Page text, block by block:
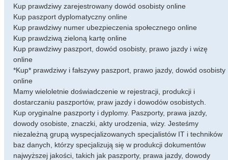
Kup prawdziwy zarejestrowany dowód osobisty online
Kup paszport dyplomatyczny online
Kup prawdziwy numer ubezpieczenia społecznego online
Kup prawdziwą zieloną kartę online
Kup prawdziwy paszport, dowód osobisty, prawo jazdy i wizę
online
*Kup* prawdziwy i fałszywy paszport, prawo jazdy, dowód osobisty
online
Mamy wieloletnie doświadczenie w rejestracji, produkcji i
dostarczaniu paszportów, praw jazdy i dowodów osobistych.
Kup oryginalne paszporty i dyplomy. Paszporty, prawa jazdy,
dowody osobiste, znaczki, akty urodzenia, wizy. Jesteśmy
niezależną grupą wyspecjalizowanych specjalistów IT i techników
baz danych, którzy specjalizują się w produkcji dokumentów
najwyższej jakości, takich jak paszporty, prawa jazdy, dowody